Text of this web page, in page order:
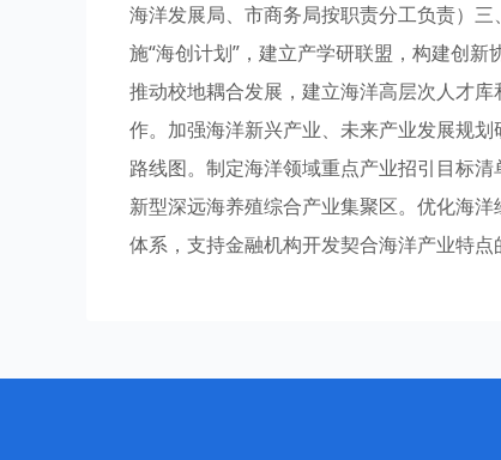
海洋发展局、市商务局按职责分工负责）
施“海创计划”，建立产学研联盟，构建创
推动校地耦合发展，建立海洋高层次人才
作。加强海洋新兴产业、未来产业发展规
路线图。制定海洋领域重点产业招引目标
新型深远海养殖综合产业集聚区。优化海
体系，支持金融机构开发契合海洋产业特点